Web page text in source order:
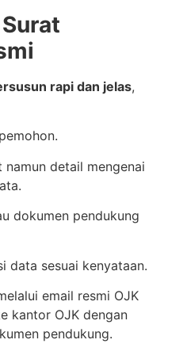
rapi dan jelas,
namun detail mengenai
dokumen pendukung
data sesuai kenyataan.
email resmi OJK
kantor OJK dengan
pendukung.